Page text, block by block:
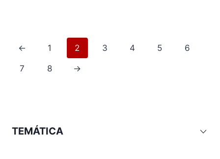
← 1 2 3 4 5 6
7 8 →
TEMÁTICA